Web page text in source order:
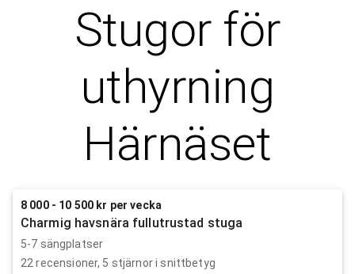
Stugor för
uthyrning
Härnäset
8 000 - 10 500 kr per vecka
Charmig havsnära fullutrustad stuga
5-7 sängplatser
22 recensioner, 5 stjärnor i snittbetyg